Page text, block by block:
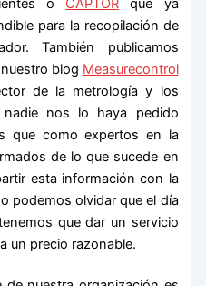
para la recopilación de
También publicamos
blog Measurecontrol
de la metrología y los
nos lo haya pedido
que como expertos en la
de lo que sucede en
esta información con la
podemos olvidar que el día
que dar un servicio
un precio razonable.